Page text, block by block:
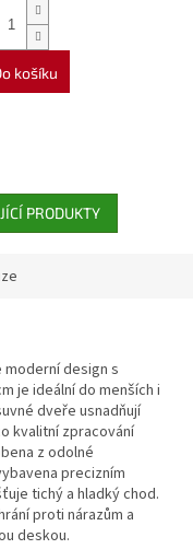
košíku
PRODUKTY
moderní design s
je ideální do menších i
dveře usnadňují
kvalitní zpracování
z odolné
precizním
tichý a hladký chod.
proti nárazům a
deskou.